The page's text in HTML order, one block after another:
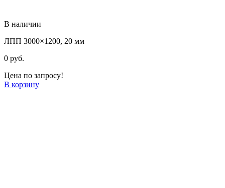
В наличии
ЛПП 3000×1200, 20 мм
0 руб.
Цена по запросу!
В корзину